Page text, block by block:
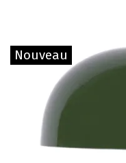
Nouveau